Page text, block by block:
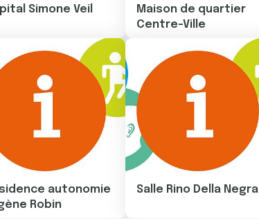
Simone Veil
Maison de quartier
Centre-Ville
autonomie
Robin
Image
Salle Rino Della Negra